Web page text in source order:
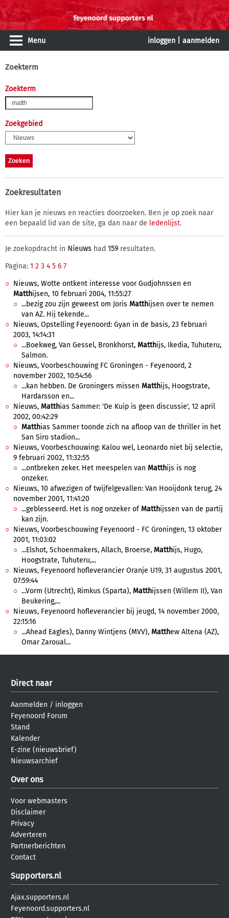
Menu inloggen aanmelden
Zoekterm
Zoekterm
Zoekgebied
Zoekresultaten
Hier kan je nieuws en reacties doorzoeken. Ben je op zoek naar
een bepaald lid van de site, ga dan naar de ledenlijst.
Je zoekopdracht in Nieuws had 159resultaten.
Pagina: 1 2 3 4 5 6 7
Nieuws, Wotte ontkent interesse voor Gudjohnssen en
Matthijsen, 10 februari 2004, 11:55:27
...bezig zou zijn geweest om Joris Matthijsen over te nemen
van AZ. Hij tekende...
Nieuws, Opstelling Feyenoord: Gyan in de basis, 23 februari
2003, 14:14:31
...Boekweg, Van Gessel, Bronkhorst, Matthijs, Ikedia, Tuhuteru,
Salmon.
Nieuws, Voorbeschouwing FC Groningen - Feyenoord, 2
november 2002, 10:54:56
...kan hebben. De Groningers missen Matthijs, Hoogstrate,
Hardarsson en...
Nieuws, Matthias Sammer: 'De Kuip is geen discussie', 12 april
2002, 00:42:29
Matthias Sammer toonde zich na afloop van de thriller in het
San Siro stadion...
Nieuws, Voorbeschouwing: Kalou wel, Leonardo niet bij selectie,
9 februari 2002, 11:32:55
...ontbreken zeker. Het meespelen van Matthijs is nog
onzeker.
Nieuws, 10 afwezigen of twijfelgevallen: Van Hooijdonk terug, 24
november 2001, 11:41:20
...geblesseerd. Het is nog onzeker ofMatthijssen van de partij
kan zijn.
Nieuws, Voorbeschouwing Feyenoord - FC Groningen, 13 oktober
2001, 11:03:02
...Elshot, Schoenmakers, Allach, Broerse, Matthijs, Hugo,
Hoogstrate, Tuhuteru,...
Nieuws, Feyenoord hofleverancier Oranje U19, 31 augustus 2001,
07:59:44
...Vorm (Utrecht), Rimkus (Sparta), Matthijssen (Willem II), Van
Beukering,...
Nieuws, Feyenoord hofleverancier bij jeugd, 14 november 2000,
22:15:16
...Ahead Eagles), Danny Wintjens (MVV), Matthew Altena (AZ),
Omar Zaroual...
Direct naar
Aanmelden / inloggen
Feyenoord Forum
Stand
Kalender
E-zine (nieuwsbrief)
Nieuwsarchief
Over ons
Voor webmasters
Disclaimer
Privacy
Adverteren
Partnerberichten
Contact
Supporters.nl
Ajax.supporters.nl
Feyenoord.supporters.nl